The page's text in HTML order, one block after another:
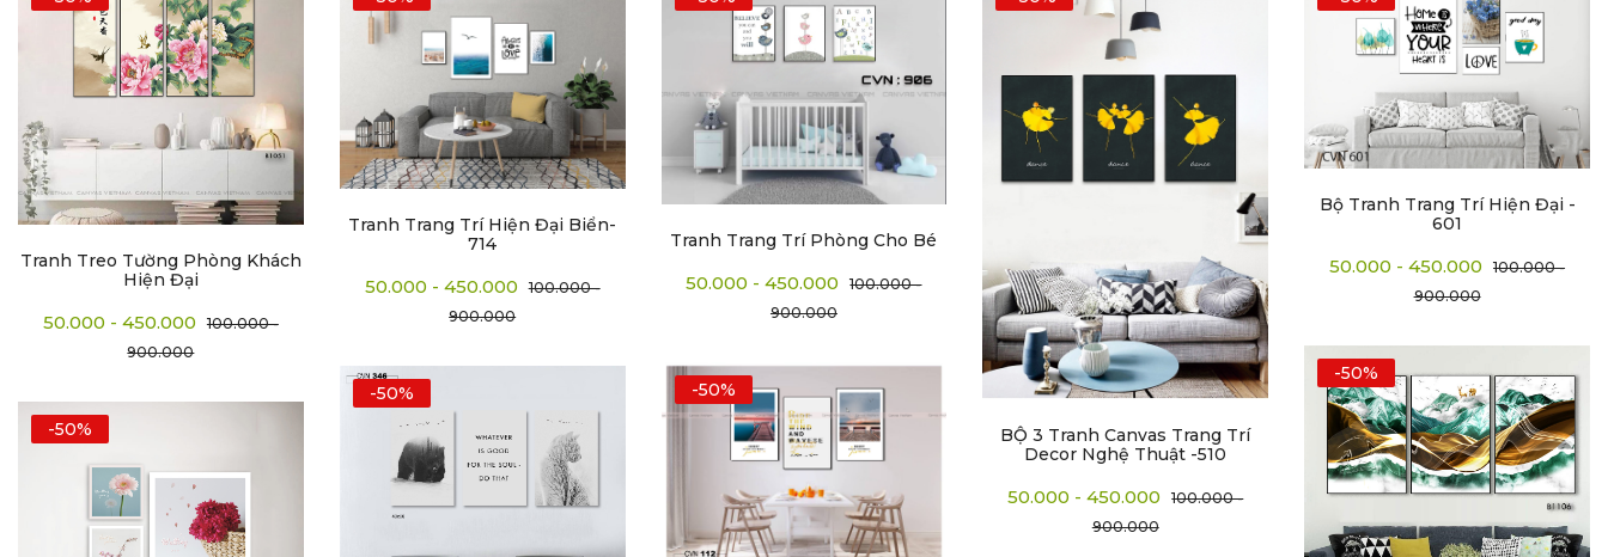
Tranh Treo Tường Phòng Khách
Hiện Đại
50.000 - 450.000
100.000 -
900.000
-50%
Tranh Trang Trí Hiện Đại Biển-
714
50.000 - 450.000
100.000 -
900.000
-50%
Tranh Trang Trí Phòng Cho Bé
50.000 - 450.000
100.000 -
900.000
-50%
BỘ 3 Tranh Canvas Trang Trí
Decor Nghệ Thuật -510
50.000 - 450.000
100.000 -
900.000
Bộ Tranh Trang Trí Hiện Đại -
601
50.000 - 450.000
100.000 -
900.000
-50%